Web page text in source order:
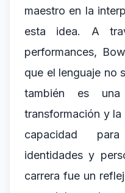
maestro en la
esta idea. A
performances,
que el lenguaje no
también es
transformación y la
capacidad
identidades y
carrera fue un